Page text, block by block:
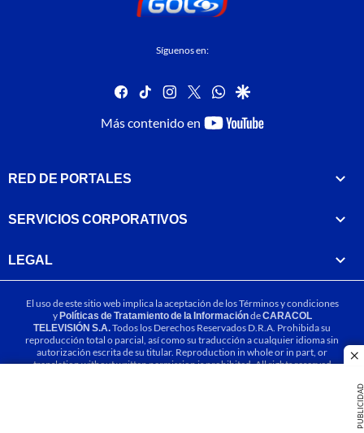
PUBLICIDAD
Síguenos en:
facebook
tiktok instagram
twitterwhatsapp
google
Más contenido en
youtube-
RED DE PORTALES
SERVICIOS CORPORATIVOS
LEGAL
El uso de este sitio web implica la aceptación de losTérminos y condiciones
yPolíticas de Tratamiento de la InformacióndeCARACOL
TELEVISIÓN S.A.Todos los Derechos Reservados D.R.A. Prohibida su
reproducción total o parcial, así como su traducción a cualquier idioma sin
autorización escrita de su titular. Reproduction in whole or in part, or
translation without written permission is prohibited. All rights reserved